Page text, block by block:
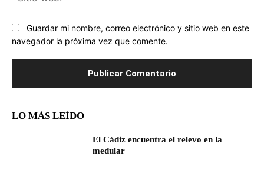
Guardar mi nombre, correo electrónico y sitio web en este
navegador la próxima vez que comente.
LO MÁS LEÍDO
El Cádiz encuentra el relevo en la
medular